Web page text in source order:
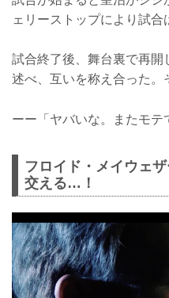
ェリーストップにより試合
試合終了後、舞台裏で再開
述べ、互いを称え合った。
ーー「ヤバいな。またモテ
フロイド・メイウェ
交える…！